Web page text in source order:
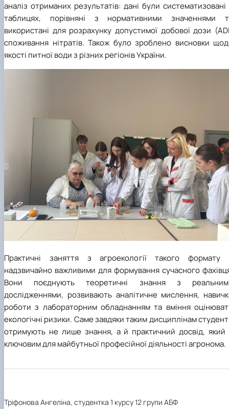
аналіз отриманих результатів: дані були систематизовані
таблицях, порівняні з нормативними значеннями
використані для розрахунку допустимої добової дози
споживання нітратів. Також було зроблено висновки
якості питної води з різних регіонів України.
Практичні заняття з агроекології такого формату
надзвичайно важливими для формування сучасного
Вони поєднують теоретичні знання з
дослідженнями, розвивають аналітичне мислення,
роботи з лабораторним обладнанням та вміння
екологічні ризики. Саме завдяки таким дисциплінам
отримують не лише знання, а й практичний досвід, який
ключовим для майбутньої професійної діяльності агронома.
Тріфонова Ангеліна, студентка 1 курсу 12 групи АБФ